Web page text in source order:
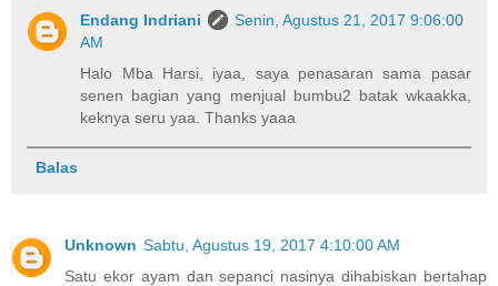
Endang Indriani
Senin, Agustus 21, 2017 9:06:00
AM
Halo Mba Harsi, iyaa, saya penasaran sama pasar
senen bagian yang menjual bumbu2 batak wkaakka,
keknya seru yaa. Thanks yaaa
Balas
Unknown Sabtu, Agustus 19, 2017 4:10:00 AM
Satu ekor ayam dan sepanci nasinya dihabiskan bertahap